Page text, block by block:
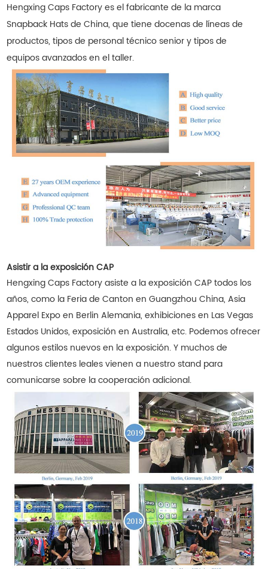
Hengxing Caps Factory es el fabricante de la marca
Snapback Hats de China, que tiene docenas de líneas de
productos, tipos de personal técnico senior y tipos de
equipos avanzados en el taller.
Asistir a la exposición CAP
Hengxing Caps Factory asiste a la exposición CAP todos los
años, como la Feria de Canton en Guangzhou China, Asia
Apparel Expo en Berlin Alemania, exhibiciones en Las Vegas
Estados Unidos, exposición en Australia, etc. Podemos ofrecer
algunos estilos nuevos en la exposición. Y muchos de
nuestros clientes leales vienen a nuestro stand para
comunicarse sobre la cooperación adicional.